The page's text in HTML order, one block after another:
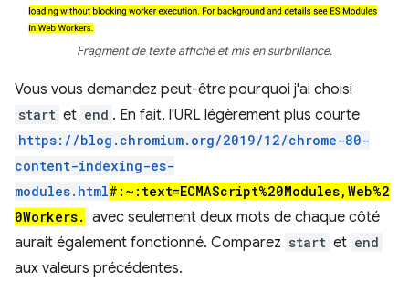
Fragment de texte affiché et mis en surbrillance.
Vous vous demandez peut-être pourquoi j'ai choisi
start et end . En fait, l'URL légèrement plus courte
https://blog.chromium.org/2019/12/chrome-80-
content-indexing-es-
modules.html#:~:text=ECMAScript%20Modules,Web%2
0Workers. avec seulement deux mots de chaque côté
aurait également fonctionné. Comparez start et end
aux valeurs précédentes.